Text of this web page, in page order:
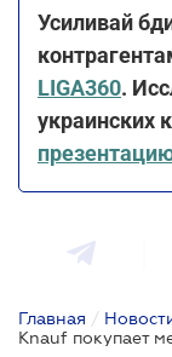
Усиливай
LIGA360.
украинских
Главная /